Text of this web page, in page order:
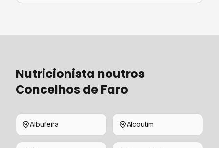
Nutricionista noutros
Concelhos deFaro
Albufeira Alcoutim